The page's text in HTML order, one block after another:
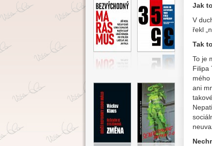
Jak
V
řekl
Tak
To je
Filipa
mého
ani